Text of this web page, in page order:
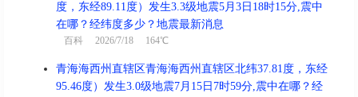
度，东经89.11度）发生3.3级地震5月3日18时15分,震中
在哪？经纬度多少？地震最新消息
百科 2026/7/18 164℃
青海海西州直辖区青海海西州直辖区北纬37.81度，东经
95.46度）发生3.0级地震7月15日7时59分,震中在哪？经